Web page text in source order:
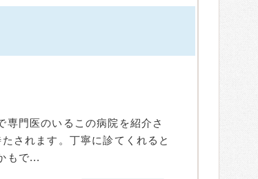
専門医のいるこの病院を紹介さ
されます。丁寧に診てくれると
もで...